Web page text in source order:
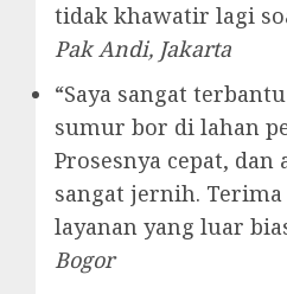
tidak khawatir lagi
Pak Andi, Jakarta
“Saya sangat
sumur bor di lahan
Prosesnya cepat,
sangat jernih. Terima
layanan yang luar
Bogor